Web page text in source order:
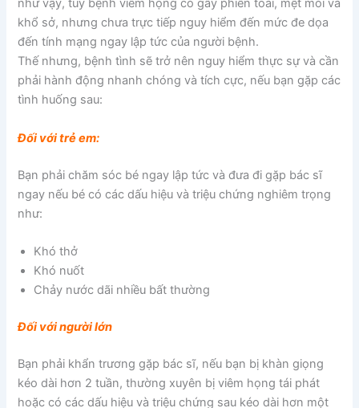
như vậy, tuy bệnh viêm họng có gây phiền toái, mệt mỏi và
khổ sở, nhưng chưa trực tiếp nguy hiểm đến mức đe dọa
đến tính mạng ngay lập tức của người bệnh.
Thế nhưng, bệnh tình sẽ trở nên nguy hiểm thực sự và cần
phải hành động nhanh chóng và tích cực, nếu bạn gặp các
tình huống sau:
Đối với trẻ em:
Bạn phải chăm sóc bé ngay lập tức và đưa đi gặp bác sĩ
ngay nếu bé có các dấu hiệu và triệu chứng nghiêm trọng
như:
Khó thở
Khó nuốt
Chảy nước dãi nhiều bất thường
Đối với người lớn
Bạn phải khẩn trương gặp bác sĩ, nếu bạn bị khàn giọng
kéo dài hơn 2 tuần, thường xuyên bị viêm họng tái phát
hoặc có các dấu hiệu và triệu chứng sau kéo dài hơn một